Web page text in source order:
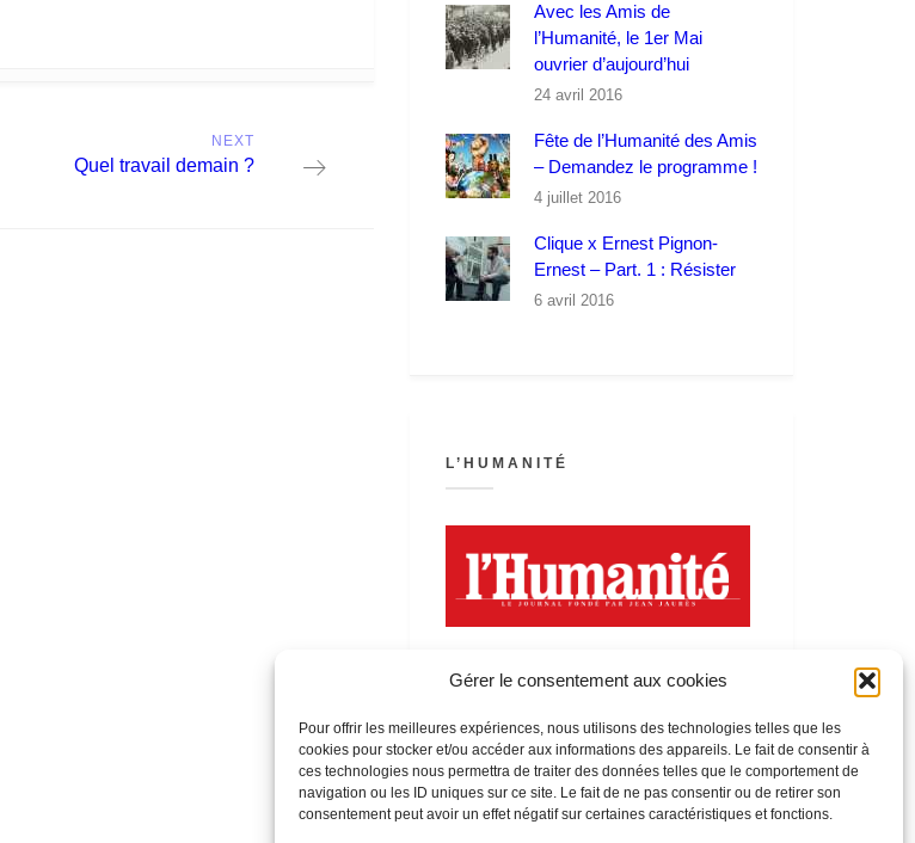
Gérer le consentement aux cookies
Pour offrir les meilleures expériences, nous utilisons des technologies telles que les
cookies pour stocker et/ou accéder aux informations des appareils. Le fait de consentir à
ces technologies nous permettra de traiter des données telles que le comportement de
navigation ou les ID uniques sur ce site. Le fait de ne pas consentir ou de retirer son
consentement peut avoir un effet négatif sur certaines caractéristiques et fonctions.
NEXT
Next
Quel travail demain ?
Avec les Amis de
l’Humanité, le 1er Mai
ouvrier d’aujourd’hui
24 avril 2016
Fête de l’Humanité des Amis
– Demandez le programme !
4 juillet 2016
Clique x Ernest Pignon-
Ernest – Part. 1 : Résister
6 avril 2016
L’HUMANITÉ
LA FÊTE DE L’HUMANITÉ